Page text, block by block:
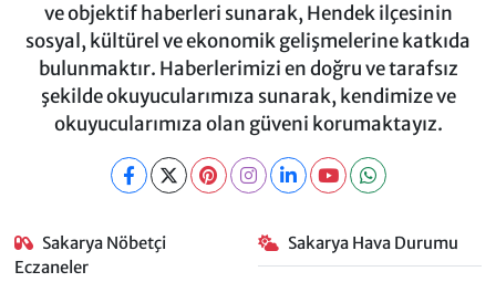
ve objektif haberleri sunarak, Hendek ilçesinin
sosyal, kültürel ve ekonomik gelişmelerine katkıda
bulunmaktır. Haberlerimizi en doğru ve tarafsız
şekilde okuyucularımıza sunarak, kendimize ve
okuyucularımıza olan güveni korumaktayız.
Sakarya Nöbetçi
Eczaneler
Sakarya Hava Durumu